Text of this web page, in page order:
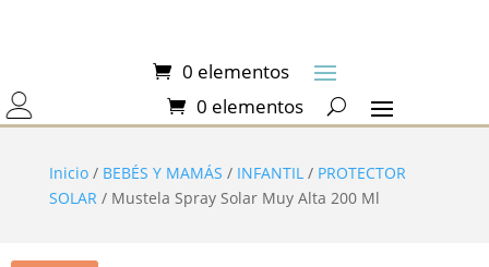
0 elementos
0 elementos
Inicio/ BEBÉS Y MAMÁS / INFANTIL/ PROTECTOR
SOLAR/ Mustela Spray Solar Muy Alta 200 Ml